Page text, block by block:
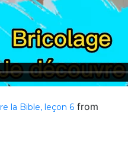
la Bible, leçon 6 from